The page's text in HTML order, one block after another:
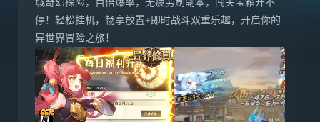
城奇幻探险，百倍爆率，无疲劳刷副本，闯关宝箱开不
停！轻松挂机，畅享放置+即时战斗双重乐趣，开启你的
异世界冒险之旅！